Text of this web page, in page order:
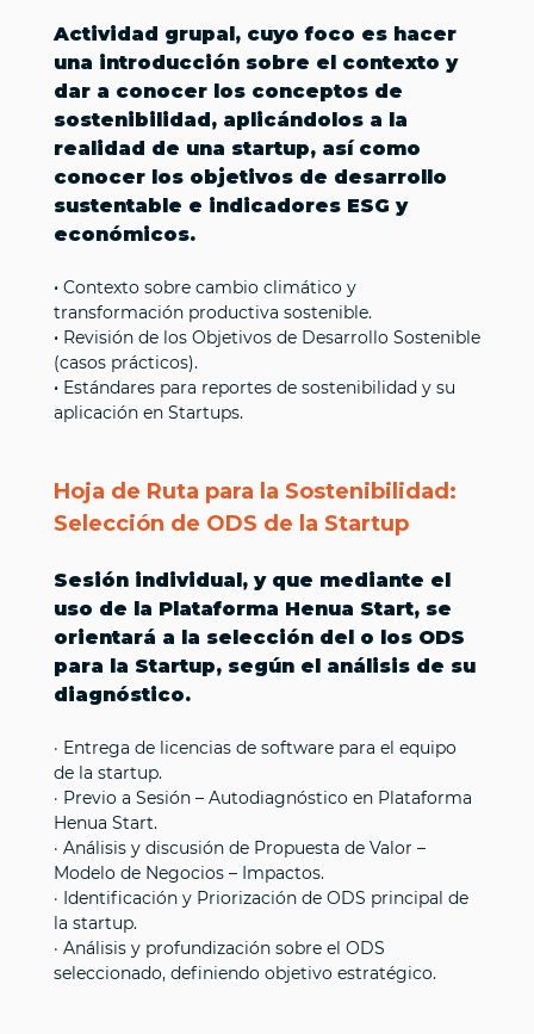
Actividad grupal, cuyo foco es hacer
una introducción sobre el contexto y
dar a conocer los conceptos de
sostenibilidad, aplicándolos a la
realidad de una startup, así como
conocer los objetivos de desarrollo
sustentable e indicadores ESG y
económicos.
· Contexto sobre cambio climático y
transformación productiva sostenible.
·Revisión de los Objetivos de Desarrollo Sostenible
(casos prácticos).
·Estándares para reportes de sostenibilidad y su
aplicación en Startups.
Hoja de Ruta para la Sostenibilidad:
Selección de ODS de la Startup
Sesión individual, y que mediante el
uso de la Plataforma Henua Start, se
orientará a la selección del o los ODS
para la Startup, según el análisis de su
diagnóstico.
· Entrega de licencias de software para el equipo
de la startup.
· Previo a Sesión – Autodiagnóstico en Plataforma
Henua Start.
· Análisis y discusión de Propuesta de Valor –
Modelo de Negocios – Impactos.
· Identificación y Priorización de ODS principal de
la startup.
· Análisis y profundización sobre el ODS
seleccionado, definiendo objetivo estratégico.